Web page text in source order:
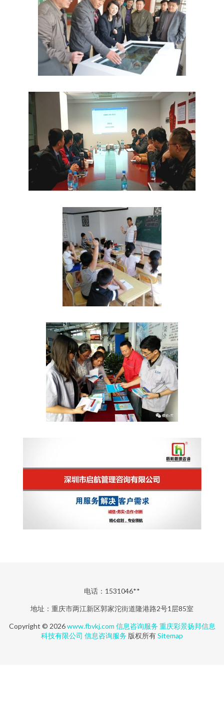
电话：1531046**
地址：重庆市两江新区郭家沱街道隆港路2号1层85室
Copyright © 2026www.fbvkj.com 信息咨询服务 重庆彩景扬邦信息
科技有限公司 信息咨询服务 版权所有Sitemap